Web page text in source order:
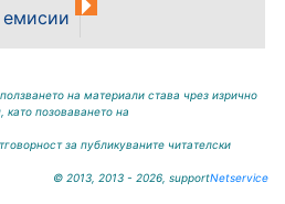
лагеруват на
за...
емисии
на материали става чрез изрично
като позоваването на
за публикуваните читателски
© 2013, 2013 - 2026, supportNetservice